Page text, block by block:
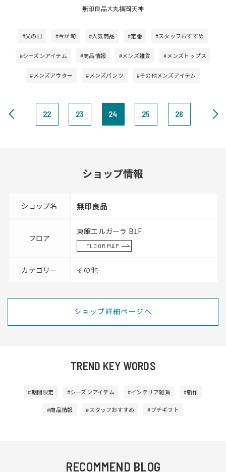
無印良品大丸福岡天神
#父の日 #今が旬 #人気商品 #定番 #スタッフおすすめ
#シーズンアイテム #商品情報 #メンズ雑貨 #メンズトップス
#メンズアウター #メンズパンツ #その他メンズアイテム
22 23 24 25 26
ショップ情報
ショップ名 無印良品
フロア
東館エルガーラ B1F
FLOOR MAP
カテゴリー その他
ショップ詳細ページへ
TREND KEY WORDS
#期間限定 #シーズンアイテム #インテリア雑貨 #新作
#商品情報 #スタッフおすすめ #プチギフト
RECOMMEND BLOG